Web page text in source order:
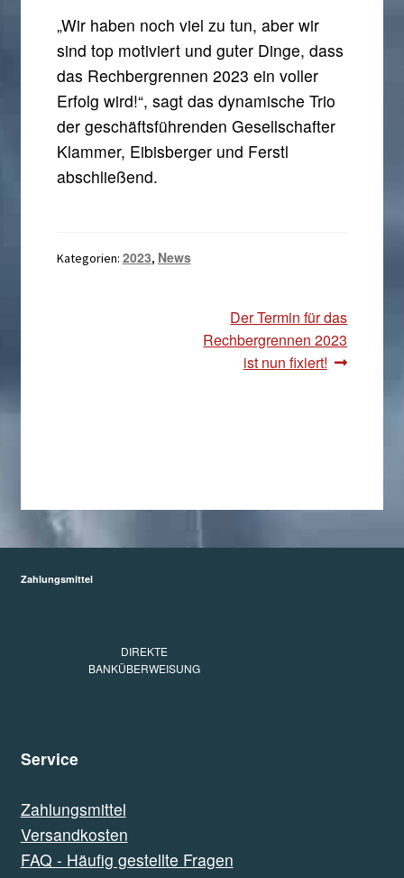
„Wir haben noch viel zu tun, aber wir
sind top motiviert und guter Dinge, dass
das Rechbergrennen 2023 ein voller
Erfolg wird!“, sagt das dynamische Trio
der geschäftsführenden Gesellschafter
Klammer, Eibisberger und Ferstl
abschließend.
Kategorien: 2023, News
Beitragsnavigation
Nächster
Beitrag:
Der Termin für das
Rechbergrennen 2023
ist nun fixiert!
Zahlungsmittel
DIREKTE
BANKÜBERWEISUNG
Service
Zahlungsmittel
Versandkosten
FAQ - Häufig gestellte Fragen